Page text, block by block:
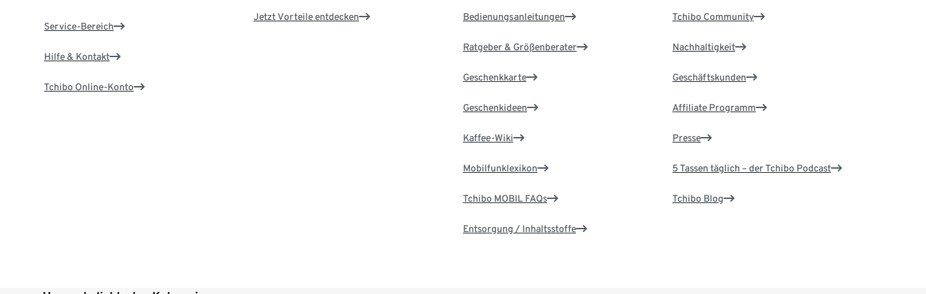
Service-Bereich
Hilfe & Kontakt
Tchibo Online-Konto
Jetzt Vorteile entdecken Bedienungsanleitungen
Ratgeber & Größenberater
Geschenkkarte
Geschenkideen
Kaffee-Wiki
Mobilfunklexikon
Tchibo MOBIL FAQs
Entsorgung / Inhaltsstoffe
Tchibo Community
Nachhaltigkeit
Geschäftskunden
Affiliate Programm
Presse
5 Tassen täglich – der Tchibo Podcast
Tchibo Blog